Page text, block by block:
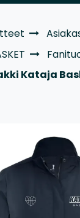
Kataja